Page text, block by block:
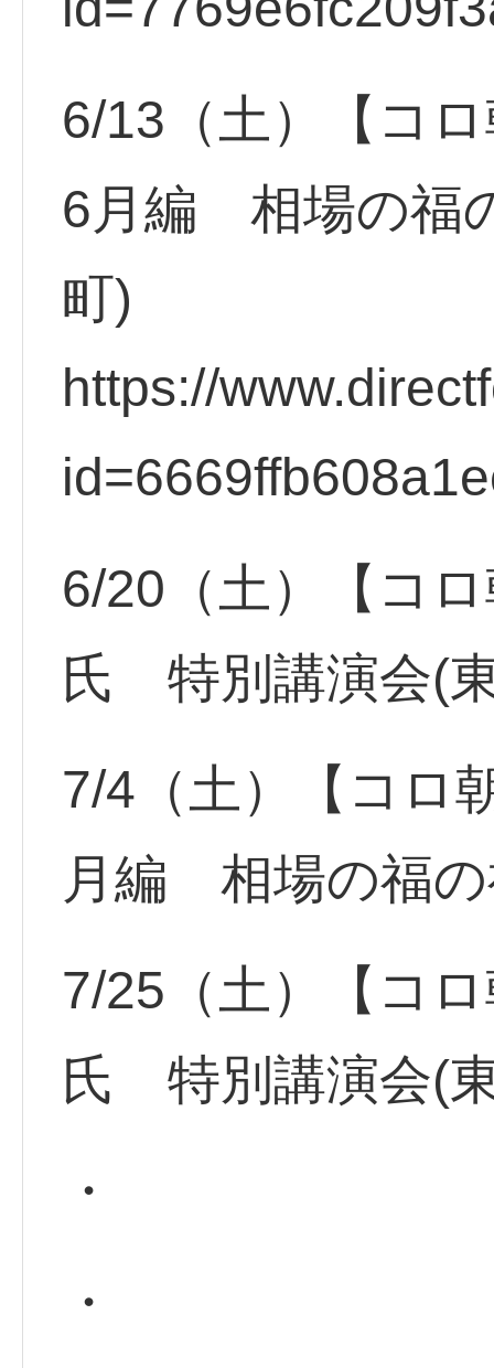
6/13（土）【コ
6月編 相場の福
町)
https://
6/20（土）【コ
氏 特別講演会(
7/4（土）【コ
月編 相場の福の
7/25（土）【コ
氏 特別講演会(
・
・